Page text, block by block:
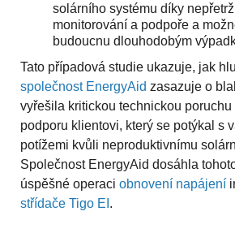
solárního systému díky
monitorování a podpoře a
budoucnu dlouhodobým
Tato případová studie ukazuje, jak
společnost EnergyAid zasazuje o
vyřešila kritickou technickou
podporu klientovi, který se potýkal s
potížemi kvůli neproduktivnímu
Společnost EnergyAid dosáhla
úspěšné operaci obnovení napájení
střídače Tigo EI .